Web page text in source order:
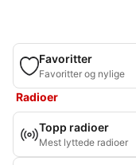
Favoritter
Favoritter og nylige
Radioer
Topp radioer
Mest lyttede radioer